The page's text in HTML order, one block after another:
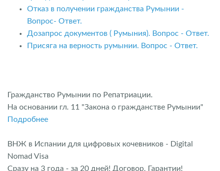
Отказ в получении гражданства Румынии -
Вопрос- Ответ.
Дозапрос документов ( Румыния). Вопрос - Ответ.
Присяга на верность румынии. Вопрос - Ответ.
Гражданство Румынии по Репатриации.
На основании гл. 11 "Закона о гражданстве Румынии"
Подробнее
ВНЖ в Испании для цифровых кочевников - Digital
Nomad Visa
Сразу на 3 года - за 20 дней! Договор. Гарантии!